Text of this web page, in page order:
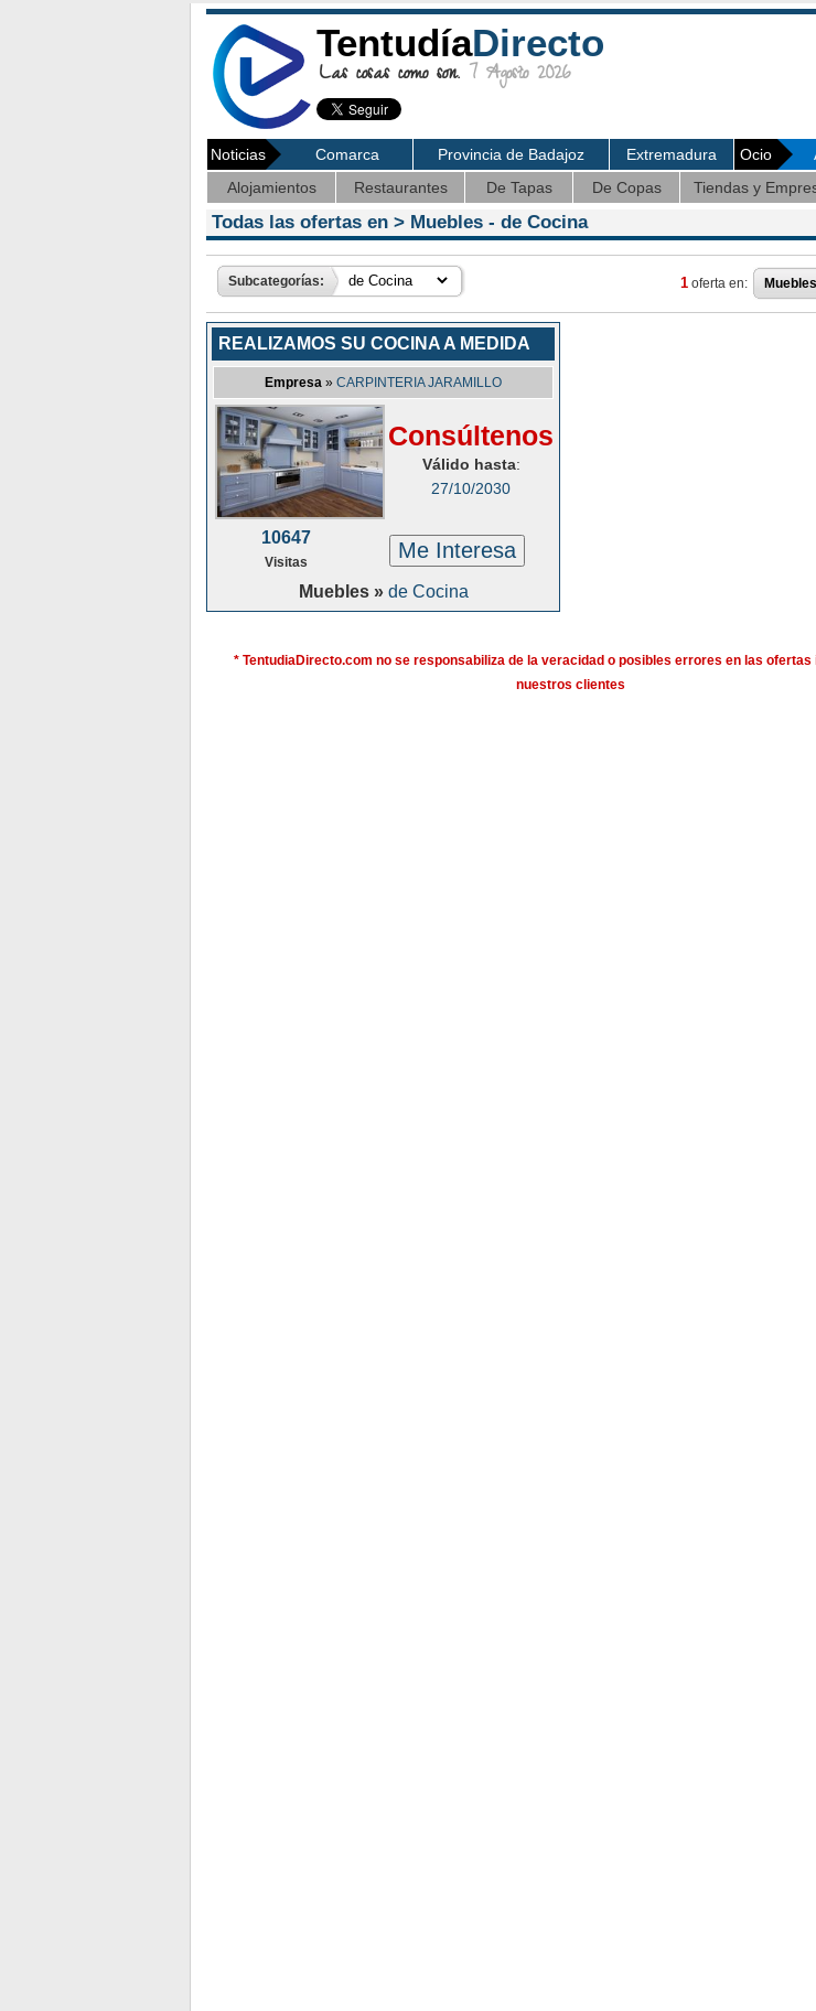
TentudíaDirecto
Las cosas como son. 7 Agosto 2026
Noticias Comarca Provincia de Badajoz Extremadura Ocio
Alojamientos
Restaurantes De Tapas De Copas Tiendas y
Todas las ofertas en > Muebles - de Cocina
Subcategorías: 1 oferta en: Muebles
REALIZAMOS SU COCINA A MEDIDA
Empresa » CARPINTERIA JARAMILLO
Consúltenos
Válido hasta:
27/10/2030
10647
Visitas Me Interesa
Muebles » de Cocina
* TentudiaDirecto.com no se responsabiliza de la veracidad o posibles errores en las
nuestros clientes